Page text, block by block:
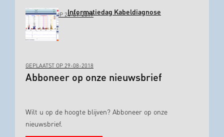
GEPLAATST OP 24-01-2019Informatiedag Kabeldiagnose
GEPLAATST OP 29-08-2018
Abboneer op onze nieuwsbrief
Wilt u op de hoogte blijven? Abboneer op onze
nieuwsbrief.